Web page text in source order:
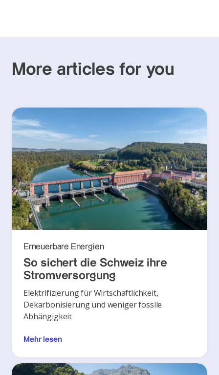
More articles for you
Erneuerbare Energien
So sichert die Schweiz ihre
Stromversorgung
Elektrifizierung für Wirtschaftlichkeit,
Dekarbonisierung und weniger fossile
Abhängigkeit
Mehr lesen